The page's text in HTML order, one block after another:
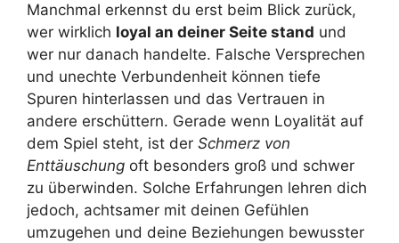
Manchmal erkennst du erst beim Blick zurück,
wer wirklich loyal an deiner Seite stand und
wer nur danach handelte. Falsche Versprechen
und unechte Verbundenheit können tiefe
Spuren hinterlassen und das Vertrauen in
andere erschüttern. Gerade wenn Loyalität auf
dem Spiel steht, ist der Schmerz von
Enttäuschung oft besonders groß und schwer
zu überwinden. Solche Erfahrungen lehren dich
jedoch, achtsamer mit deinen Gefühlen
umzugehen und deine Beziehungen bewusster